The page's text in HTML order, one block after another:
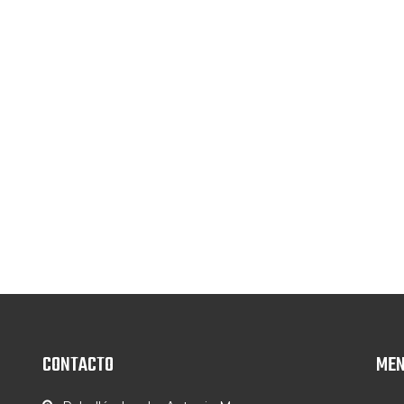
CONTACTO